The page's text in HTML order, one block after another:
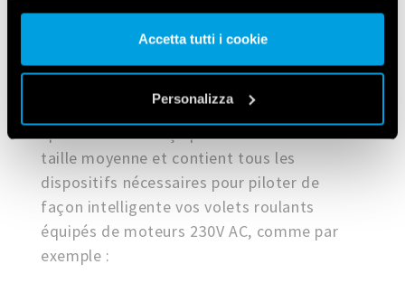
nostri cookie se continua ad utilizzare il nostro sito web.
Vai alla Cookie Policy completa
Accetta tutti i cookie
Personalizza
Si votre maison dispose de 5 volets
roulants, c’est la solution idéale pour rendre
Le Type 13.S2.8.230.B000POA est un kit
spécialement conçu pour les habitations de
taille moyenne et contient tous les
dispositifs nécessaires pour piloter de
façon intelligente vos volets roulants
équipés de moteurs 230V AC, comme par
exemple :